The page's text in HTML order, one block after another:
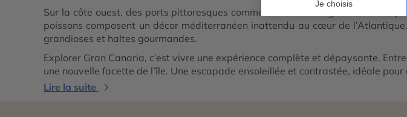
Sur la côte ouest, des ports pittoresques comme Puerto de Mogán séduisent
poissons composent un décor méditerranéen inattendu au cœur de
grandioses et haltes gourmandes.
Explorer Gran Canaria, c’est vivre une expérience complète et dépaysante.
une nouvelle facette de l’île. Une escapade ensoleillée et contrastée, idéale
Lire la suite